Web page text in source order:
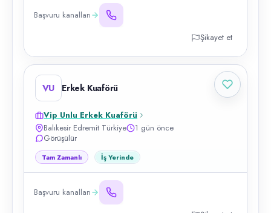
Başvuru kanalları
Şikayet et
VU Erkek Kuaförü
Vip Unlu Erkek Kuaförü
Balıkesir Edremit Türkiye
1 gün önce
Görüşülür
Tam Zamanlı İş Yerinde
Başvuru kanalları